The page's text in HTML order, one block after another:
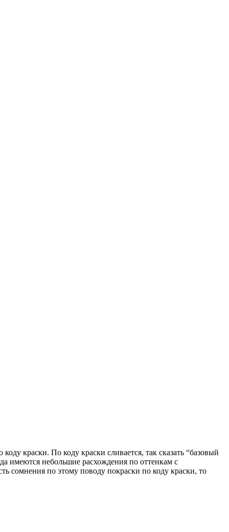
краски. По коду краски сливается, так сказать “базовый
имеются небольшие расхождения по оттенкам с
сомнения по этому поводу покраски по коду краски, то